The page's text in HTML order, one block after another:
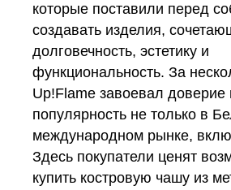
которые поставили перед
создавать изделия,
долговечность, эстетику и
функциональность. За
Up!Flame завоевал доверие
популярность не только в
международном рынке,
Здесь покупатели ценят
купить костровую чашу из